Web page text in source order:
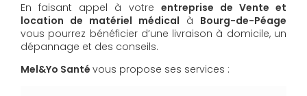
En faisant appel à votre entreprise de Vente et
location de matériel médical à Bourg-de-Péage
vous pourrez bénéficier d’une livraison à domicile, un
dépannage et des conseils.
Mel&Yo Santé vous propose ses services :